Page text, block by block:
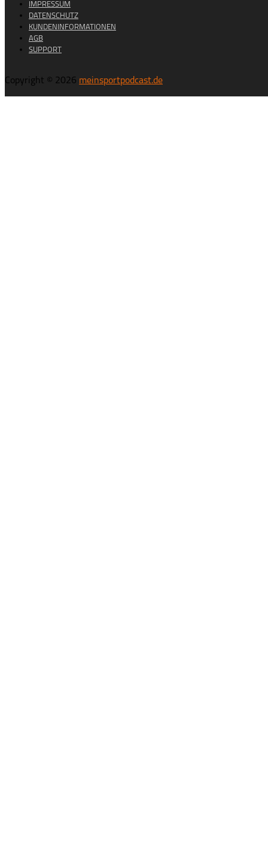
IMPRESSUM
DATENSCHUTZ
KUNDENINFORMATIONEN
AGB
SUPPORT
Copyright © 2026 meinsportpodcast.de